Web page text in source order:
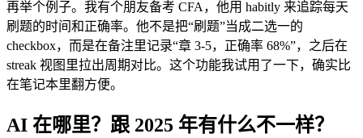
再举个例子。我有个朋友备考 CFA，他用 habitly 来追踪每天
刷题的时间和正确率。他不是把“刷题”当成二选一的
checkbox，而是在备注里记录“章 3-5，正确率 68%”，之后在
streak 视图里拉出周期对比。这个功能我试用了一下，确实比
在笔记本里翻方便。
AI 在哪里？跟 2025 年有什么不一样？